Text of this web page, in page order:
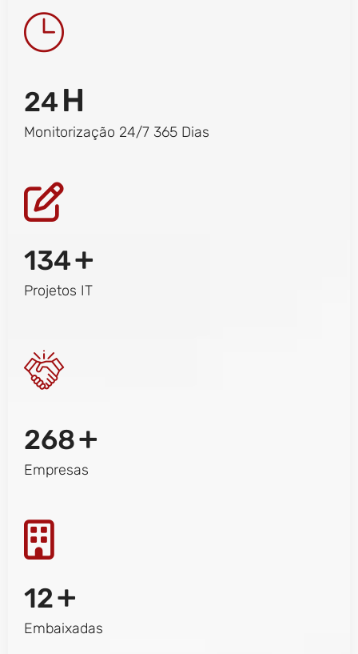
24H
Monitorização 24/7 365 Dias
134+
Projetos IT
268+
Empresas
12+
Embaixadas